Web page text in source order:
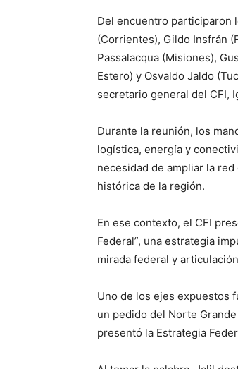
Del encuentro participaron
(Corrientes), Gildo Insfrán
Passalacqua (Misiones),
Estero) y Osvaldo Jaldo
secretario general del CFI,
Durante la reunión, los
logística, energía y
necesidad de ampliar la red
histórica de la región.
En ese contexto, el CFI
Federal”, una estrategia
mirada federal y
Uno de los ejes expuestos
un pedido del Norte
presentó la Estrategia